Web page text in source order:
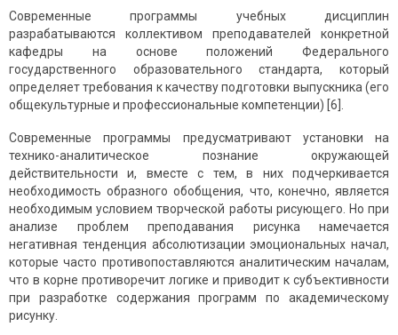
Современные программы учебных дисциплин
разрабатываются коллективом преподавателей конкретной
кафедры на основе положений Федерального
государственного образовательного стандарта, который
определяет требования к качеству подготовки выпускника (его
общекультурные и профессиональные компетенции) [6].
Современные программы предусматривают установки на
технико-аналитическое познание окружающей
действительности и, вместе с тем, в них подчеркивается
необходимость образного обобщения, что, конечно, является
необходимым условием творческой работы рисующего. Но при
анализе проблем преподавания рисун­ка намечается
негативная тенденция абсолютизации эмоциональных начал,
которые часто противопоставляются аналитическим началам,
что в корне противоречит логике и приводит к субъективности
при разработке содержания программ по академическому
рисунку.